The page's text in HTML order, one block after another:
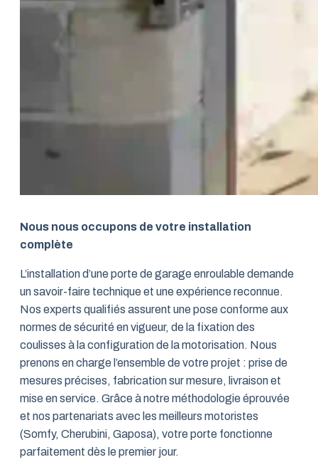
Nous nous occupons de votre installation
complète
L’installation d’une porte de garage enroulable demande
un savoir-faire technique et une expérience reconnue.
Nos experts qualifiés assurent une pose conforme aux
normes de sécurité en vigueur, de la fixation des
coulisses à la configuration de la motorisation. Nous
prenons en charge l’ensemble de votre projet : prise de
mesures précises, fabrication sur mesure, livraison et
mise en service. Grâce à notre méthodologie éprouvée
et nos partenariats avec les meilleurs motoristes
(Somfy, Cherubini, Gaposa), votre porte fonctionne
parfaitement dès le premier jour.